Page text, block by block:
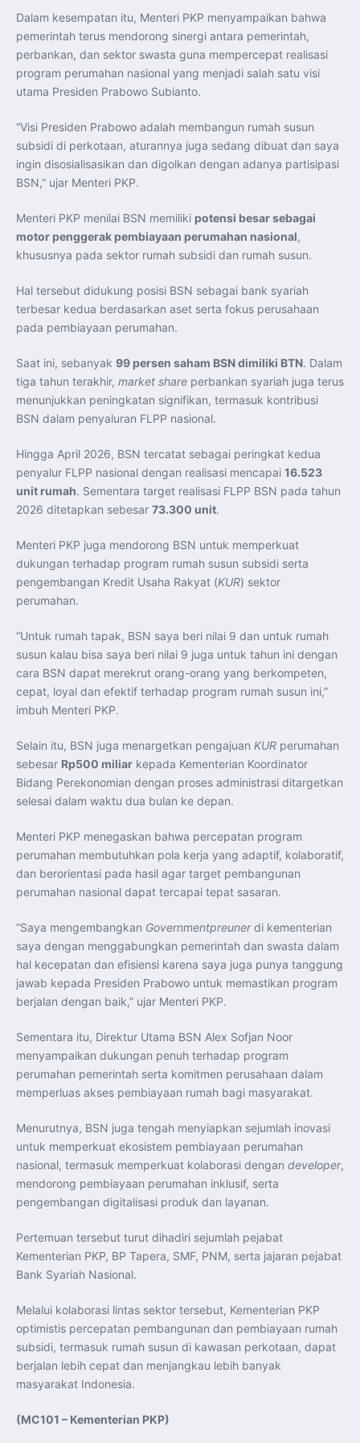
Menteri PKP dan Ketua DEN Perkuat Kolaborasi
Teknologi, Data, dan Pembiayaan Demi Percepatan
Program 3 Juta Rumah
Pendaftaran MagangHub Angkatan II Batch 1 Dibuka
hingga 28 Juli 2026, Kesempatan Raih Pengalaman Kerja
dan Sertifikasi Kompetensi
KASAU Bekali 154 Perwira Remaja AAU 2026, Tekankan
Integritas dan Profesionalisme sebagai Bekal
Menlu Sugiono Dorong Kemitraan ASEAN–Inggris yang
Lebih Erat Hadapi Tantangan Global
Indonesia Dorong ASEAN dan Uni Eropa Perkuat
Stabilitas Global melalui Kemitraan Strategis
Menlu RI Dorong Kemitraan Ekonomi ASEAN–Korea
Selatan untuk Perkuat Ketahanan Kawasan
Kemitraan ASEAN–Kanada Perkuat Ketahanan Ekonomi,
ASEAN dan India Perkuat Ketahanan Kawasan lewat
Kerja Sama Maritim, Ekonomi, dan Kesehatan
BI Pertahankan BI-Rate 5,75 Persen untuk Jaga
Stabilitas dan Dukung Pertumbuhan Ekonomi
Kepala BGN Sudaryono Tegaskan Komitmen Perkuat
Gratis
Dalam kesempatan itu, Menteri PKP menyampaikan bahwa
pemerintah terus mendorong sinergi antara pemerintah,
perbankan, dan sektor swasta guna mempercepat realisasi
program perumahan nasional yang menjadi salah satu visi
utama Presiden Prabowo Subianto.
“Visi Presiden Prabowo adalah membangun rumah susun
subsidi di perkotaan, aturannya juga sedang dibuat dan saya
ingin disosialisasikan dan digolkan dengan adanya partisipasi
BSN,” ujar Menteri PKP.
Menteri PKP menilai BSN memiliki potensi besar sebagai
motor penggerak pembiayaan perumahan nasional,
khususnya pada sektor rumah subsidi dan rumah susun.
Hal tersebut didukung posisi BSN sebagai bank syariah
terbesar kedua berdasarkan aset serta fokus perusahaan
pada pembiayaan perumahan.
Saat ini, sebanyak 99 persen saham BSN dimiliki BTN. Dalam
tiga tahun terakhir, market share perbankan syariah juga terus
menunjukkan peningkatan signifikan, termasuk kontribusi
BSN dalam penyaluran FLPP nasional.
Hingga April 2026, BSN tercatat sebagai peringkat kedua
penyalur FLPP nasional dengan realisasi mencapai 16.523
unit rumah. Sementara target realisasi FLPP BSN pada tahun
2026 ditetapkan sebesar 73.300 unit.
Menteri PKP juga mendorong BSN untuk memperkuat
dukungan terhadap program rumah susun subsidi serta
pengembangan Kredit Usaha Rakyat (KUR) sektor
perumahan.
“Untuk rumah tapak, BSN saya beri nilai 9 dan untuk rumah
susun kalau bisa saya beri nilai 9 juga untuk tahun ini dengan
cara BSN dapat merekrut orang-orang yang berkompeten,
cepat, loyal dan efektif terhadap program rumah susun ini,”
imbuh Menteri PKP.
Selain itu, BSN juga menargetkan pengajuan KUR perumahan
sebesar Rp500 miliar kepada Kementerian Koordinator
Bidang Perekonomian dengan proses administrasi ditargetkan
selesai dalam waktu dua bulan ke depan.
Menteri PKP menegaskan bahwa percepatan program
perumahan membutuhkan pola kerja yang adaptif, kolaboratif,
dan berorientasi pada hasil agar target pembangunan
perumahan nasional dapat tercapai tepat sasaran.
“Saya mengembangkan Governmentpreunerdi kementerian
saya dengan menggabungkan pemerintah dan swasta dalam
hal kecepatan dan efisiensi karena saya juga punya tanggung
jawab kepada Presiden Prabowo untuk memastikan program
berjalan dengan baik,” ujar Menteri PKP.
Sementara itu, Direktur Utama BSN Alex Sofjan Noor
menyampaikan dukungan penuh terhadap program
perumahan pemerintah serta komitmen perusahaan dalam
memperluas akses pembiayaan rumah bagi masyarakat.
Menurutnya, BSN juga tengah menyiapkan sejumlah inovasi
untuk memperkuat ekosistem pembiayaan perumahan
nasional, termasuk memperkuat kolaborasi dengan developer,
mendorong pembiayaan perumahan inklusif, serta
pengembangan digitalisasi produk dan layanan.
Pertemuan tersebut turut dihadiri sejumlah pejabat
Kementerian PKP, BP Tapera, SMF, PNM, serta jajaran pejabat
Bank Syariah Nasional.
Melalui kolaborasi lintas sektor tersebut, Kementerian PKP
optimistis percepatan pembangunan dan pembiayaan rumah
subsidi, termasuk rumah susun di kawasan perkotaan, dapat
berjalan lebih cepat dan menjangkau lebih banyak
masyarakat Indonesia.
(MC101 – Kementerian PKP)